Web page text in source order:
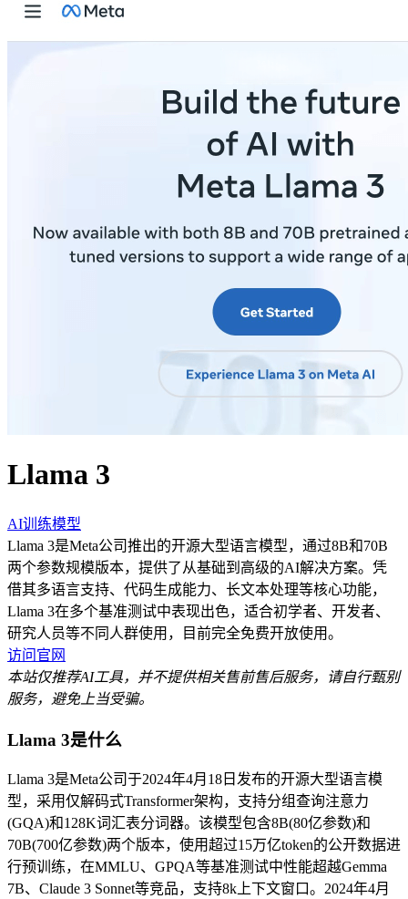
Llama 3
AI训练模型
Llama 3是Meta公司推出的开源大型语言模型，通过8B和70B
两个参数规模版本，提供了从基础到高级的AI解决方案。凭
借其多语言支持、代码生成能力、长文本处理等核心功能，
Llama 3在多个基准测试中表现出色，适合初学者、开发者、
研究人员等不同人群使用，目前完全免费开放使用。
访问官网
本站仅推荐AI工具，并不提供相关售前售后服务，请自行甄别
服务，避免上当受骗。
Llama 3是什么
Llama 3是Meta公司于2024年4月18日发布的开源大型语言模
型，采用仅解码式Transformer架构，支持分组查询注意力
(GQA)和128K词汇表分词器。该模型包含8B(80亿参数)和
70B(700亿参数)两个版本，使用超过15万亿token的公开数据进
行预训练，在MMLU、GPQA等基准测试中性能超越Gemma
7B、Claude 3 Sonnet等竞品，支持8k上下文窗口。2024年4月